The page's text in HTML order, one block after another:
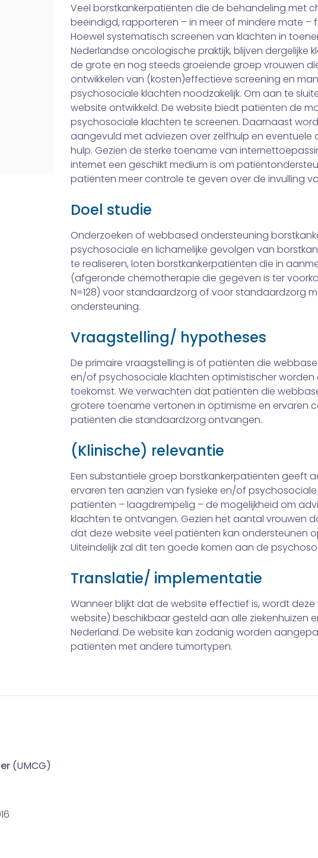
Veel borstkankerpatiënten die de behandeling met
beëindigd, rapporteren – in meer of min­dere mate –
Hoewel syste­matisch screenen van klachten in
Nederlandse oncologische praktijk, blijven dergelijke
de grote en nog steeds groeiende groep vrouwen
ontwikkelen van (kosten­)effectieve screening en
psychosociale klachten noodzakelijk. Om aan te
website ontwikkeld. De website biedt patiënten de
psychosociale klachten te screenen. Daarnaast
aangevuld met adviezen over zelfhulp en eventuele
hulp. Gezien de sterke toe­name van
internet een geschikt medium is om
patiënten meer controle te geven over de invulling
Doel studie
Onderzoeken of web­based ondersteuning
psychosociale en licha­melijke gevolgen van
te realiseren, loten borstkankerpatiënten die in
(afgeronde chemotherapie die gegeven is ter
N=128) voor standaardzorg of voor standaardzorg
ondersteuning.
Vraagstelling/ hypotheses
De primaire vraagstelling is of patiënten die
en/of psychosociale klachten optimistischer worden
toekomst. We verwachten dat patiënten die
grotere toename vertonen in optimisme en ervaren
patiënten die standaardzorg ontvangen.
(Klinische) relevantie
Een substantiële groep borstkankerpatiënten geeft
ervaren ten aanzien van fy­sieke en/of
patiënten – laagdrempelig – de mogelijkheid om
klachten te ontvangen. Gezien het aantal vrouwen
dat deze website veel patiënten kan ondersteunen
Uiteindelijk zal dit ten goede komen aan de
Translatie/ implementatie
Wanneer blijkt dat de website effectief is, wordt
website) beschikbaar gesteld aan alle ziekenhuizen
Nederland. De website kan zodanig worden
patiënten met andere tumortypen.
(UMCG)